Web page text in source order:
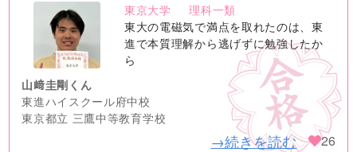
no
image
東京大学
理科一類
東大の電磁気で満点を取れたのは、東
進で本質理解から逃げずに勉強したか
ら
山﨑圭剛くん
東進ハイスクール府中校
東京都立 三鷹中等教育学校
→続きを読む 26